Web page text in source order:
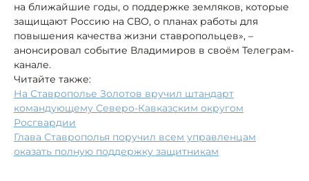
на ближайшие годы, о поддержке земляков, которые
защищают Россию на СВО, о планах работы для
повышения качества жизни ставропольцев», –
анонсировал событие Владимиров в своём Телеграм-
канале.
Читайте также:
На Ставрополье Золотов вручил штандарт
командующему Северо-Кавказским округом
Росгвардии
Глава Ставрополья поручил всем управленцам
оказать полную поддержку защитникам